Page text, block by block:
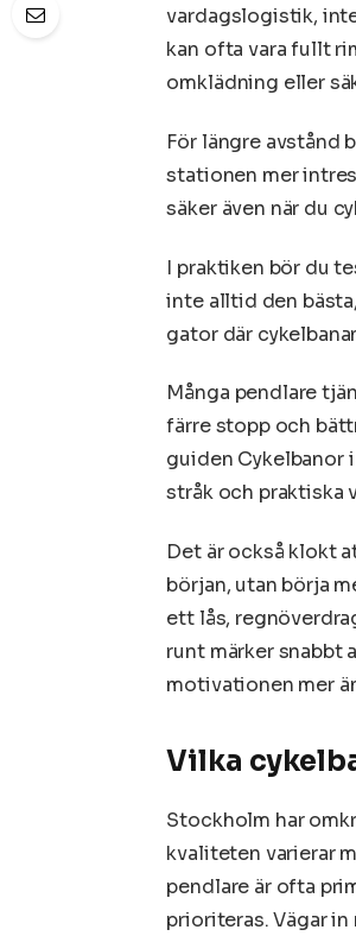
vardagslogistik,
kan ofta vara fullt
omklädning eller
För längre avstånd
stationen mer
säker även när du
I praktiken bör du
inte alltid den
gator där
Många pendlare
färre stopp och
guiden Cykelbanor
stråk och praktiska
Det är också klokt
början, utan börja
ett lås,
runt märker snabbt
motivationen mer
Vilka
Stockholm har
kvaliteten varierar
pendlare är ofta
prioriteras. Vägar